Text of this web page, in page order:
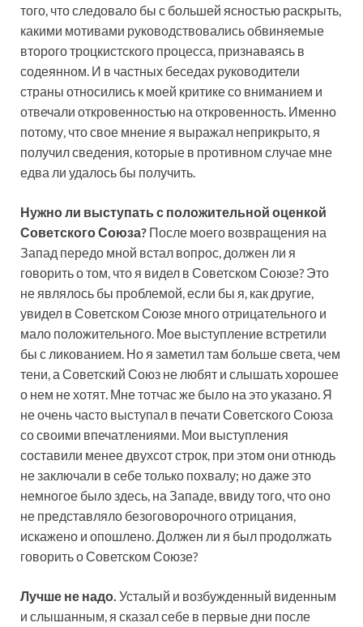
того, что следовало бы с большей ясностью раскрыть,
какими мотивами руководствовались обвиняемые
второго троцкистского процесса, признаваясь в
содеянном. И в частных беседах руководители
страны относились к моей критике со вниманием и
отвечали откровенностью на откровенность. Именно
потому, что свое мнение я выражал неприкрыто, я
получил сведения, которые в противном случае мне
едва ли удалось бы получить.
Нужно ли выступать с положительной оценкой
Советского Союза? После моего возвращения на
Запад передо мной встал вопрос, должен ли я
говорить о том, что я видел в Советском Союзе? Это
не являлось бы проблемой, если бы я, как другие,
увидел в Советском Союзе много отрицательного и
мало положительного. Мое выступление встретили
бы с ликованием. Но я заметил там больше света, чем
тени, а Советский Союз не любят и слышать хорошее
о нем не хотят. Мне тотчас же было на это указано. Я
не очень часто выступал в печати Советского Союза
со своими впечатлениями. Мои выступления
составили менее двухсот строк, при этом они отнюдь
не заключали в себе только похвалу; но даже это
немногое было здесь, на Западе, ввиду того, что оно
не представляло безоговорочного отрицания,
искажено и опошлено. Должен ли я был продолжать
говорить о Советском Союзе?
Лучше не надо. Усталый и возбужденный виденным
и слышанным, я сказал себе в первые дни после